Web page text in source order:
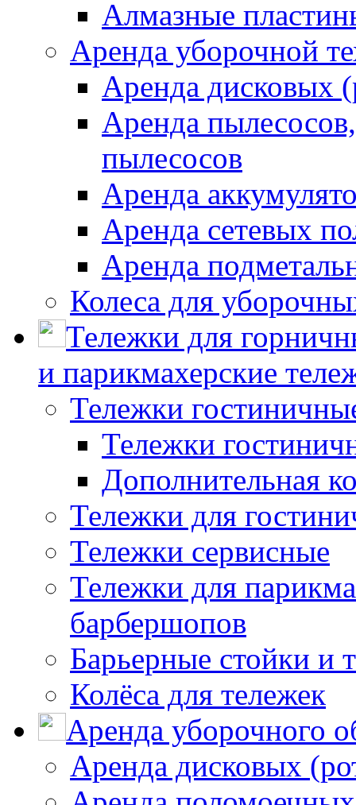
Алмазные
Аренда уборочной
Аренда дисковых
Аренда
пылесосов
Аренда
Аренда сетевых
Аренда
Колеса для
Тележки для
и парикмахерские
Тележки
Тележки
Дополнительная
Тележки для
Тележки сервисные
Тележки для
барбершопов
Барьерные стойки и
Колёса для тележек
Аренда уборочного
Аренда дисковых